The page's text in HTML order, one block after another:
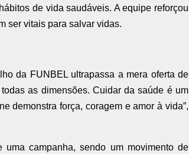
de vida saudáveis. A equipe reforçou
ser vitais para salvar vidas.
da FUNBEL ultrapassa a mera oferta de
as dimensões. Cuidar da saúde é um
demonstra força, coragem e amor à vida”,
campanha, sendo um movimento de